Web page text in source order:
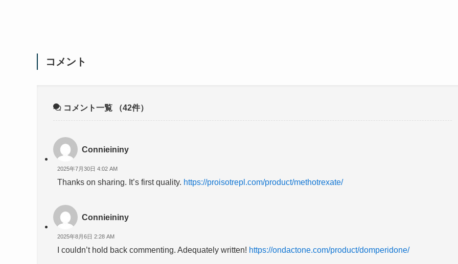
コメント
コメント一覧 （42件）
Connieininy
2025年7月30日 4:02 AM
Thanks on sharing. It’s first quality. https://proisotrepl.com/product/methotrexate/
Connieininy
2025年8月6日 2:28 AM
I couldn’t hold back commenting. Adequately written! https://ondactone.com/product/domperidone/